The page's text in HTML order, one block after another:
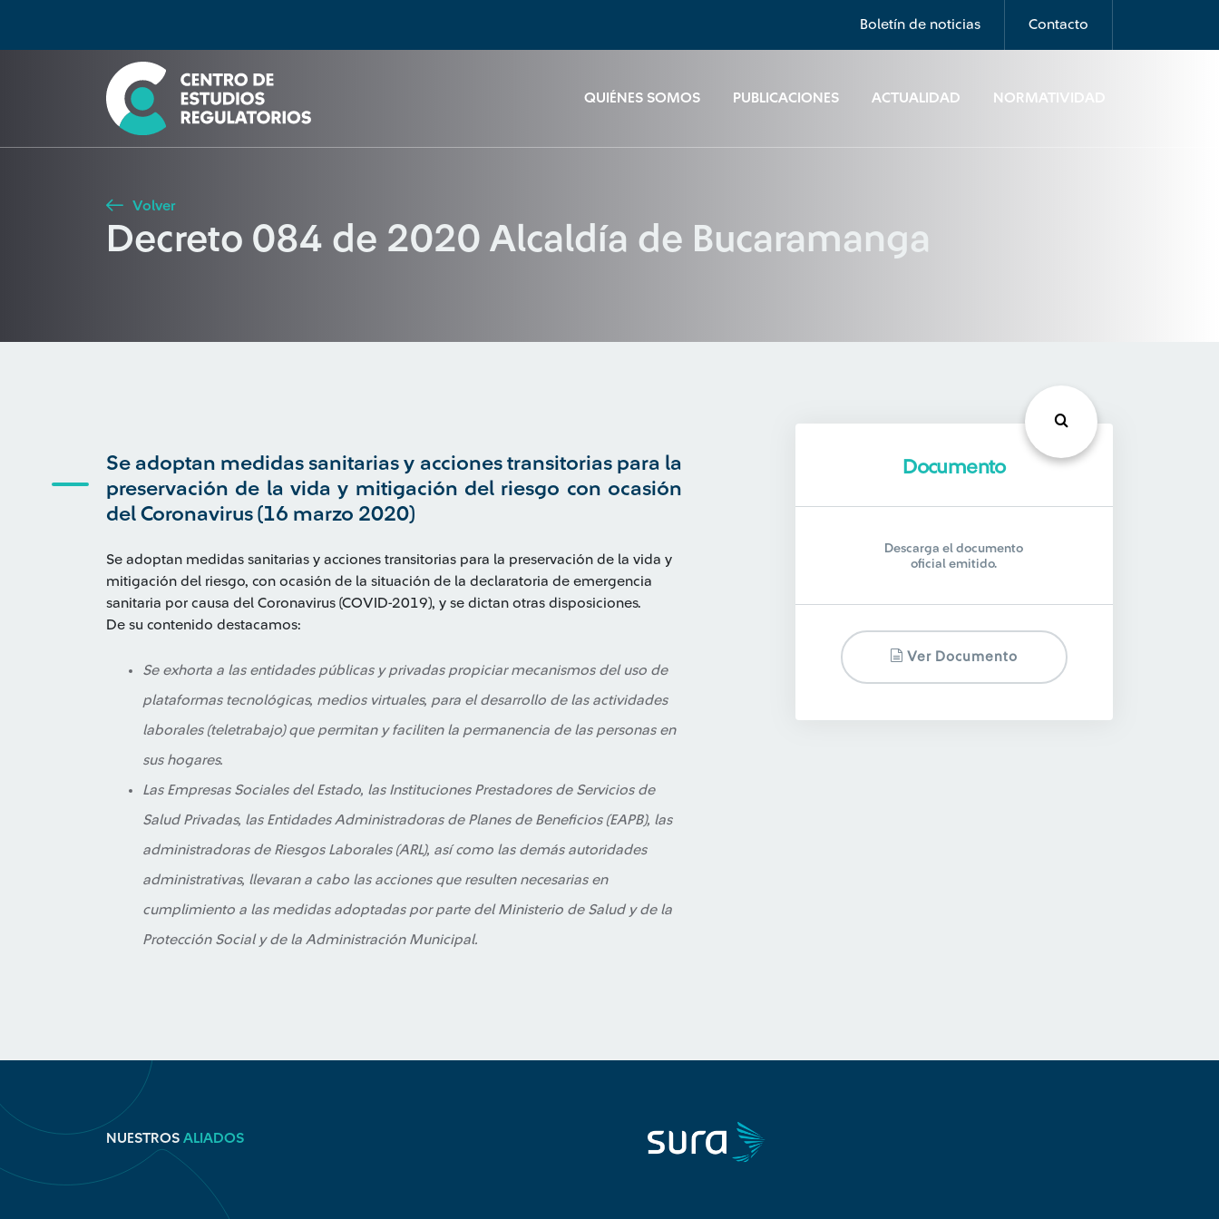
Boletín de noticias Contacto
QUIÉNES SOMOS PUBLICACIONES ACTUALIDAD NORMATIVIDAD
Seleccione país
Buscar
Volver
Decreto 084 de 2020 Alcaldía de Bucaramanga
Se adoptan medidas sanitarias y acciones transitorias para la
preservación de la vida y mitigación del riesgo con ocasión
del Coronavirus (16 marzo 2020)
Se adoptan medidas sanitarias y acciones transitorias para la preservación de la vida y
mitigación del riesgo, con ocasión de la situación de la declaratoria de emergencia
sanitaria por causa del Coronavirus (COVID-2019), y se dictan otras disposiciones.
De su contenido destacamos:
Se exhorta a las entidades públicas y privadas propiciar mecanismos del uso de
plataformas tecnológicas, medios virtuales, para el desarrollo de las actividades
laborales (teletrabajo) que permitan y faciliten la permanencia de las personas en
sus hogares.
Las Empresas Sociales del Estado, las Instituciones Prestadores de Servicios de
Salud Privadas, las Entidades Administradoras de Planes de Beneficios (EAPB), las
administradoras de Riesgos Laborales (ARL), así como las demás autoridades
administrativas, llevaran a cabo las acciones que resulten necesarias en
cumplimiento a las medidas adoptadas por parte del Ministerio de Salud y de la
Protección Social y de la Administración Municipal.
Documento
Descarga el documento
oficial emitido.
Ver Documento
NUESTROS ALIADOS